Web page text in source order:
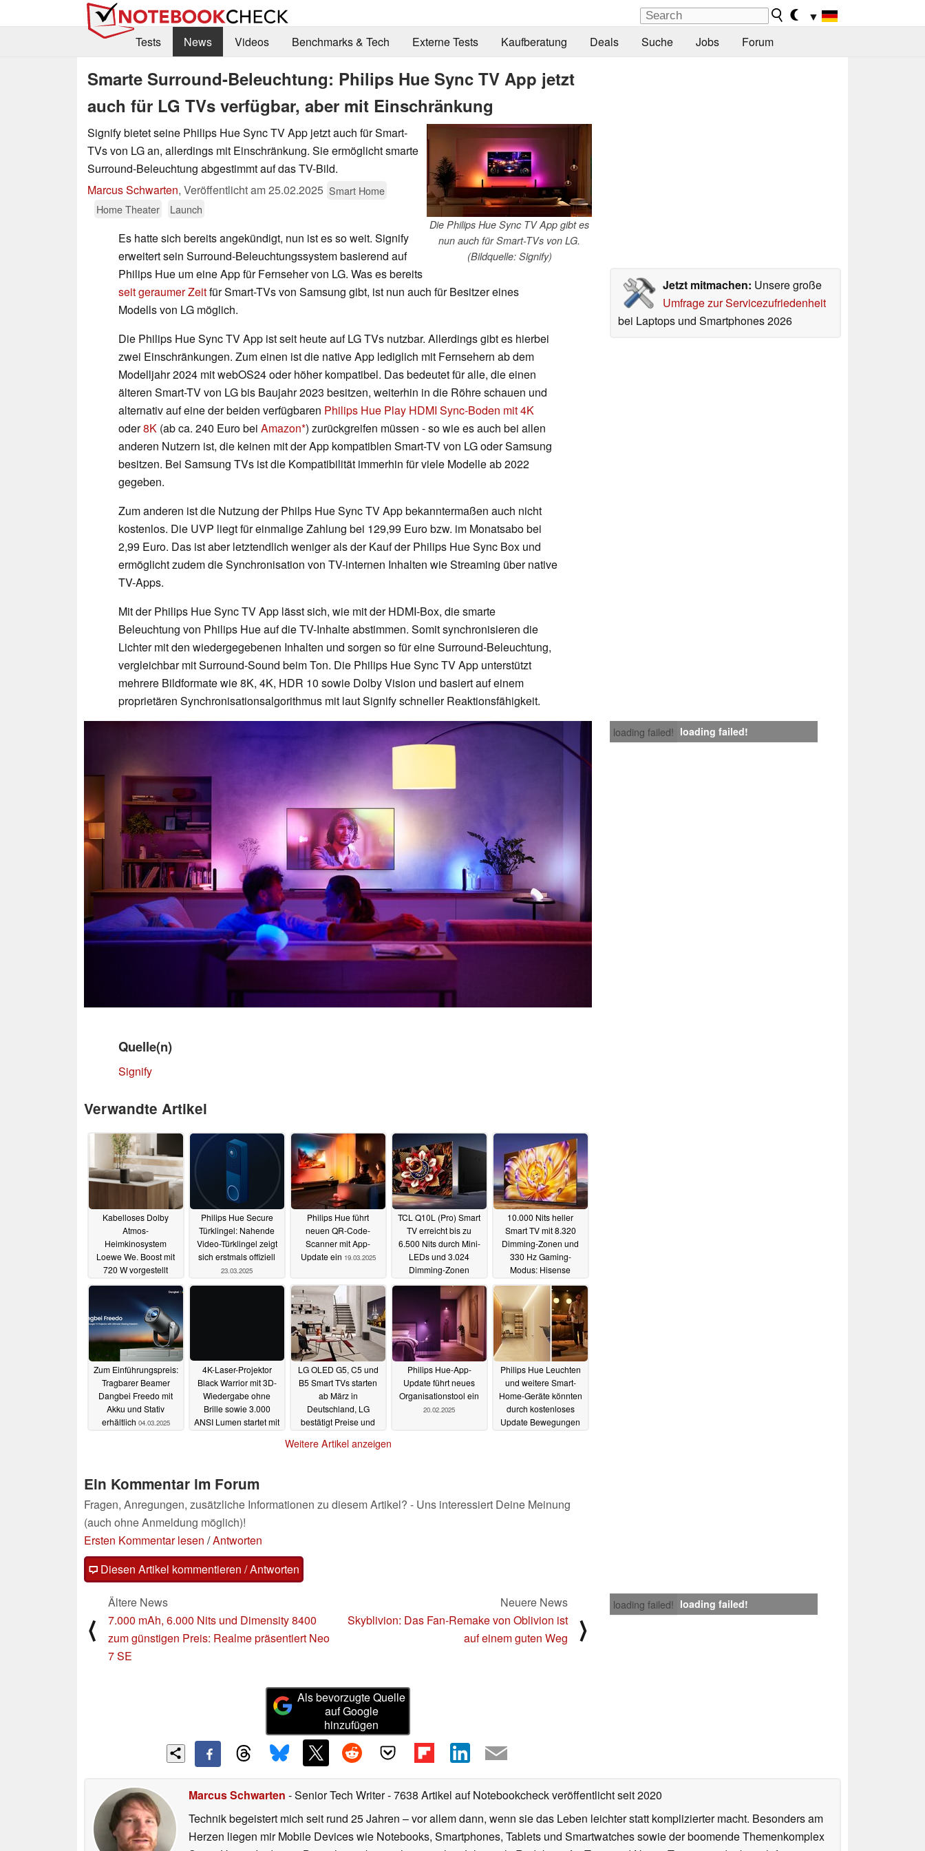
▼
Tests
News Videos Benchmarks & Tech Externe Tests Kaufberatung Deals Suche Jobs Forum
Smarte Surround-Beleuchtung: Philips Hue Sync TV App jetzt
auch für LG TVs verfügbar, aber mit Einschränkung
Die Philips Hue Sync TV App gibt es
nun auch für Smart-TVs von LG.
(Bildquelle: Signify)
Signify bietet seine Philips Hue Sync TV App jetzt auch für Smart-
TVs von LG an, allerdings mit Einschränkung. Sie ermöglicht smarte
Surround-Beleuchtung abgestimmt auf das TV-Bild.
Marcus Schwarten, Veröffentlicht am25.02.2025 Smart Home
Home Theater
Launch
Jetzt mitmachen: Unsere große
Umfrage zur Servicezufriedenheit
bei Laptops und Smartphones 2026
Es hatte sich bereits angekündigt, nun ist es so weit. Signify
erweitert sein Surround-Beleuchtungssystem basierend auf
Philips Hue um eine App für Fernseher von LG. Was es bereits
seit geraumer Zeitfür Smart-TVs von Samsung gibt, ist nun auch für Besitzer eines
Modells von LG möglich.
Die Philips Hue Sync TV App ist seit heute auf LG TVs nutzbar. Allerdings gibt es hierbei
zwei Einschränkungen. Zum einen ist die native App lediglich mit Fernsehern ab dem
Modelljahr 2024 mit webOS24 oder höher kompatibel. Das bedeutet für alle, die einen
älteren Smart-TV von LG bis Baujahr 2023 besitzen, weiterhin in die Röhre schauen und
alternativ auf eine der beiden verfügbaren Philips Hue Play HDMI Sync-Boden mit 4K
oder8K (ab ca. 240 Euro bei Amazon ) zurückgreifen müssen - so wie es auch bei allen
anderen Nutzern ist, die keinen mit der App kompatiblen Smart-TV von LG oder Samsung
besitzen. Bei Samsung TVs ist die Kompatibilität immerhin für viele Modelle ab 2022
gegeben.
Zum anderen ist die Nutzung der Philps Hue Sync TV App bekanntermaßen auch nicht
kostenlos. Die UVP liegt für einmalige Zahlung bei 129,99 Euro bzw. im Monatsabo bei
2,99 Euro. Das ist aber letztendlich weniger als der Kauf der Philips Hue Sync Box und
ermöglicht zudem die Synchronisation von TV-internen Inhalten wie Streaming über native
TV-Apps.
Mit der Philips Hue Sync TV App lässt sich, wie mit der HDMI-Box, die smarte
Beleuchtung von Philips Hue auf die TV-Inhalte abstimmen. Somit synchronisieren die
Lichter mit den wiedergegebenen Inhalten und sorgen so für eine Surround-Beleuchtung,
vergleichbar mit Surround-Sound beim Ton. Die Philips Hue Sync TV App unterstützt
mehrere Bildformate wie 8K, 4K, HDR 10 sowie Dolby Vision und basiert auf einem
proprietären Synchronisationsalgorithmus mit laut Signify schneller Reaktionsfähigkeit.
loading failed! loading failed!
Quelle(n)
Signify
Verwandte Artikel
Kabelloses Dolby
Atmos-
Heimkinosystem
Loewe We. Boost mit
720 W vorgestellt
08.04.2025
Philips Hue Secure
Türklingel: Nahende
Video-Türklingel zeigt
sich erstmals offiziell
23.03.2025
Philips Hue führt
neuen QR-Code-
Scanner mit App-
Update ein 19.03.2025
TCL Q10L (Pro) Smart
TV erreicht bis zu
6.500 Nits durch Mini-
LEDs und 3.024
Dimming-Zonen
12.03.2025
10.000 Nits heller
Smart TV mit 8.320
Dimming-Zonen und
330 Hz Gaming-
Modus: Hisense
10.03.2025
Zum Einführungspreis:
Tragbarer Beamer
Dangbei Freedo mit
Akku und Stativ
erhältlich 04.03.2025
4K-Laser-Projektor
Black Warrior mit 3D-
Wiedergabe ohne
Brille sowie 3.000
ANSI Lumen startet mit
LG OLED G5, C5 und
B5 Smart TVs starten
ab März in
Deutschland, LG
bestätigt Preise und
Philips Hue-App-
Update führt neues
Organisationstool ein
20.02.2025
Philips Hue Leuchten
und weitere Smart-
Home-Geräte könnten
durch kostenloses
Update Bewegungen
Weitere Artikel anzeigen
Ein Kommentar im Forum
Fragen, Anregungen, zusätzliche Informationen zu diesem Artikel? - Uns interessiert Deine Meinung
(auch ohne Anmeldung möglich)!
Ersten Kommentar lesen /Antworten
Diesen Artikel kommentieren / Antworten
loading failed! loading failed!
⟨
Ältere News
7.000 mAh, 6.000 Nits und Dimensity 8400
zum günstigen Preis: Realme präsentiert Neo
7 SE
Neuere News
Skyblivion: Das Fan-Remake von Oblivion ist
auf einem guten Weg
⟩
Als bevorzugte Quelle
auf Google
hinzufügen
Marcus Schwarten - Senior Tech Writer- 7638 Artikel auf Notebookcheck veröffentlichtseit 2020
Technik begeistert mich seit rund 25 Jahren – vor allem dann, wenn sie das Leben leichter statt komplizierter macht. Besonders am
Herzen liegen mir Mobile Devices wie Notebooks, Smartphones, Tablets und Smartwatches sowie der boomende Themenkomplex